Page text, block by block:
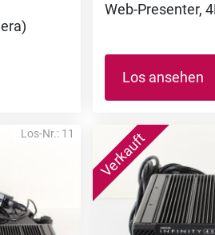
Web-Presenter,
Los ansehen
Los-Nr.: 11